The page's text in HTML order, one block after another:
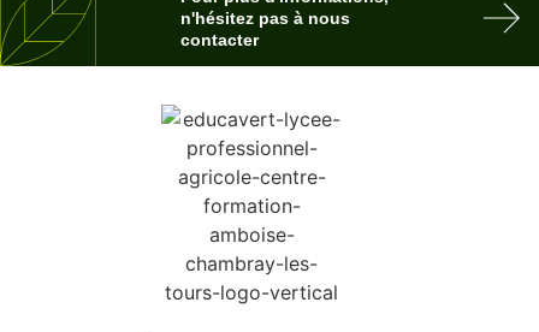
n'hésitez pas à nous
contacter